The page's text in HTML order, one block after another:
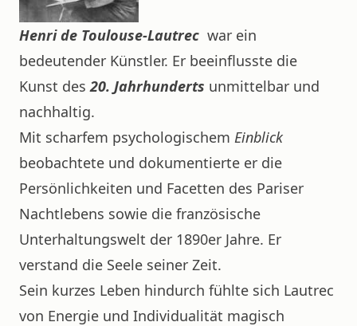
Henri de Toulouse-Lautrec war ein
bedeutender Künstler. Er beeinflusste die
Kunst des20. Jahrhunderts unmittelbar und
nachhaltig.
Mit scharfem psychologischem Einblick
beobachtete und dokumentierte er die
Persönlichkeiten und Facetten des Pariser
Nachtlebens sowie die französische
Unterhaltungswelt der 1890er Jahre. Er
verstand die Seele seiner Zeit.
Sein kurzes Leben hindurch fühlte sich Lautrec
von Energie und Individualität magisch